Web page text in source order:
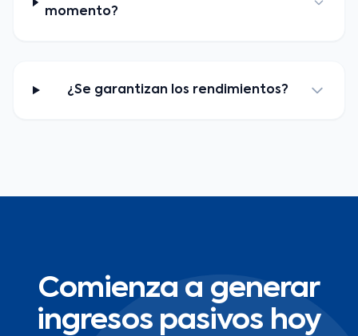
momento?
¿Se garantizan los rendimientos?
Comienza a generar
ingresos pasivos hoy